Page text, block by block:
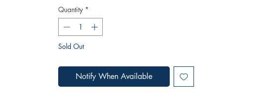
Quantity *
Sold Out
Notify When Available